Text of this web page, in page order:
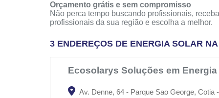
Orçamento grátis e sem compromisso
Não perca tempo buscando profissionais,
profissionais da sua região e escolha a melhor.
3 ENDEREÇOS DE ENERGIA SOLAR
Ecosolarys Soluções em Energia
Av. Denne, 64 - Parque Sao George, Cotia